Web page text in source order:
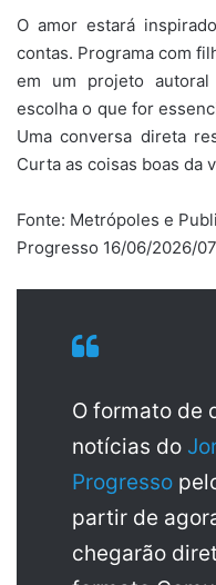
O amor estará
contas. Programa com
em um projeto autoral
escolha o que for
Uma conversa direta
Curta as coisas boas da
Fonte: Metrópoles e
Progresso 16/06/2026/
O formato de
notícias do
Progresso
partir de
chegarão